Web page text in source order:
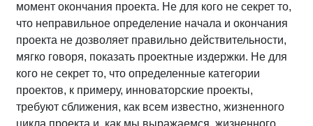
момент окончания проекта. Не для кого не секрет то,
что неправильное определение начала и окончания
проекта не дозволяет правильно действительности,
мягко говоря, показать проектные издержки. Не для
кого не секрет то, что определенные категории
проектов, к примеру, инноваторские проекты,
требуют сближения, как всем известно, жизненного
цикла проекта и, как мы выражаемся, жизненного